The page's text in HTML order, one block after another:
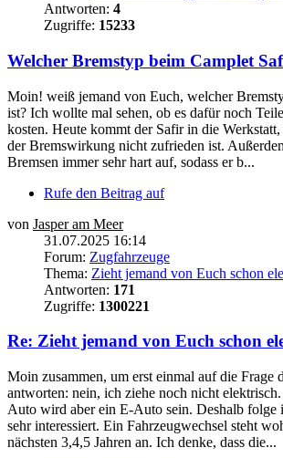
Antworten: 4
Zugriffe: 15233
Welcher Bremstyp beim Camplet
Moin! weiß jemand von Euch, welcher
ist? Ich wollte mal sehen, ob es dafür noch
kosten. Heute kommt der Safir in die
der Bremswirkung nicht zufrieden ist.
Bremsen immer sehr hart auf, sodass er b...
Rufe den Beitrag auf
von Jasper am Meer
31.07.2025 16:14
Forum: Zugfahrzeuge
Thema: Zieht jemand von Euch schon
Antworten: 171
Zugriffe: 1300221
Re: Zieht jemand von Euch schon
Moin zusammen, um erst einmal auf die Frage
antworten: nein, ich ziehe noch nicht elektrisch.
Auto wird aber ein E-Auto sein. Deshalb folge
sehr interessiert. Ein Fahrzeugwechsel steht
nächsten 3,4,5 Jahren an. Ich denke, dass die...